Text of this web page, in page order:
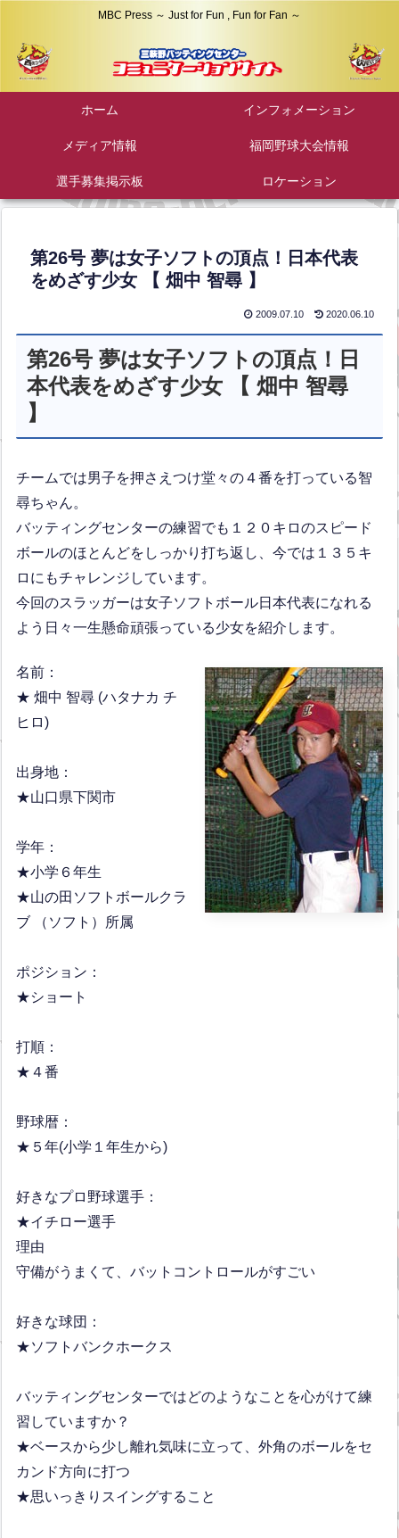
MBC Press ～ Just for Fun , Fun for Fan ～
ホーム インフォメーション
メディア情報 福岡野球大会情報
選手募集掲示板 ロケーション
第26号 夢は女子ソフトの頂点！日本代表
をめざす少女 【 畑中 智尋 】
2009.07.10 2020.06.10
第26号 夢は女子ソフトの頂点！日
本代表をめざす少女 【 畑中 智尋
】
チームでは男子を押さえつけ堂々の４番を打っている智
尋ちゃん。
バッティングセンターの練習でも１２０キロのスピード
ボールのほとんどをしっかり打ち返し、今では１３５キ
ロにもチャレンジしています。
今回のスラッガーは女子ソフトボール日本代表になれる
よう日々一生懸命頑張っている少女を紹介します。
名前：
★ 畑中 智尋 (ハタナカ チ
ヒロ)
出身地：
★山口県下関市
学年：
★小学６年生
★山の田ソフトボールクラ
ブ （ソフト）所属
ポジション：
★ショート
打順：
★４番
野球暦：
★５年(小学１年生から)
好きなプロ野球選手：
★イチロー選手
理由
守備がうまくて、バットコントロールがすごい
好きな球団：
★ソフトバンクホークス
バッティングセンターではどのようなことを心がけて練
習していますか？
★ベースから少し離れ気味に立って、外角のボールをセ
カンド方向に打つ
★思いっきりスイングすること